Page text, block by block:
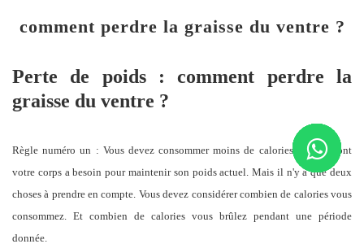
comment perdre la graisse du ventre ?
Perte de poids : comment perdre la
graisse du ventre ?
Règle numéro un : Vous devez consommer moins de calories que ce dont
votre corps a besoin pour maintenir son poids actuel. Mais il n'y a que deux
choses à prendre en compte. Vous devez considérer combien de calories vous
consommez. Et combien de calories vous brûlez pendant une période
donnée.